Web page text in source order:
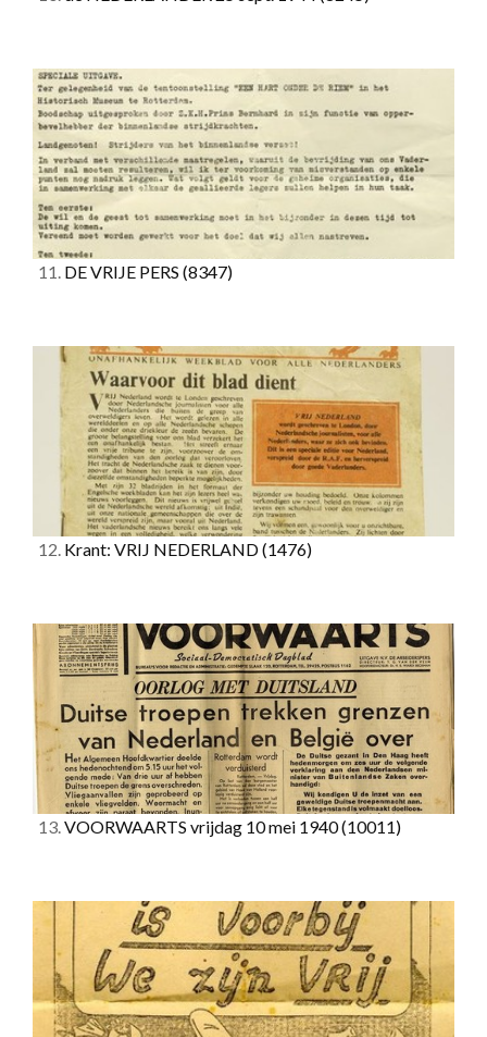
11. DE VRIJE PERS (8347)
12. Krant: VRIJ NEDERLAND(1476)
13.VOORWAARTS vrijdag 10 mei 1940(10011)